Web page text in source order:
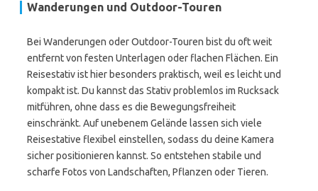
Wanderungen und Outdoor-Touren
Bei Wanderungen oder Outdoor-Touren bist du oft weit
entfernt von festen Unterlagen oder flachen Flächen. Ein
Reisestativ ist hier besonders praktisch, weil es leicht und
kompakt ist. Du kannst das Stativ problemlos im Rucksack
mitführen, ohne dass es die Bewegungsfreiheit
einschränkt. Auf unebenem Gelände lassen sich viele
Reisestative flexibel einstellen, sodass du deine Kamera
sicher positionieren kannst. So entstehen stabile und
scharfe Fotos von Landschaften, Pflanzen oder Tieren.